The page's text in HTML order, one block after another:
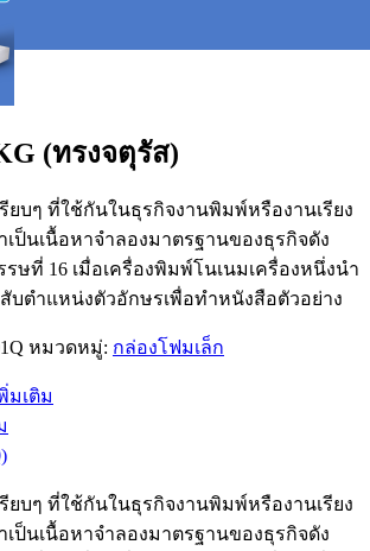
(ทรงจตุรัส)
ยบๆ ที่ใช้กันในธุรกิจงานพิมพ์หรืองานเรียง
ป็นเนื้อหาจำลองมาตรฐานของธุรกิจดัง
ษที่ 16 เมื่อเครื่องพิมพ์โนเนมเครื่องหนึ่งนำ
บตำแหน่งตัวอักษรเพื่อทำหนังสือตัวอย่าง
หมวดหมู่: กล่องโฟมเล็ก
มเติม
ยบๆ ที่ใช้กันในธุรกิจงานพิมพ์หรืองานเรียง
ป็นเนื้อหาจำลองมาตรฐานของธุรกิจดัง